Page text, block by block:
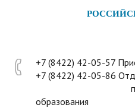
+7 (8422) 42-05-57
+7 (8422) 42-05-86
образования